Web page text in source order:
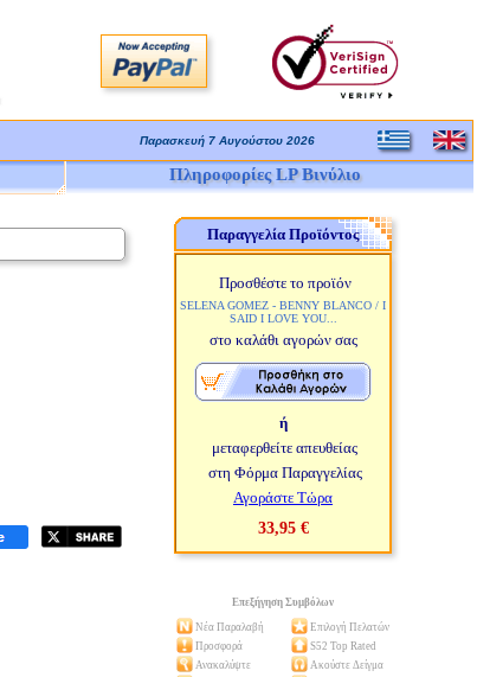
Παρασκευή 7 Αυγούστου 2026
Πληροφορίες LP Βινύλιο
Παραγγελία Προϊόντος
Προσθέστε το προϊόν
SELENA GOMEZ - BENNY BLANCO / I
SAID I LOVE YOU...
στο καλάθι αγορών σας
ή
μεταφερθείτε απευθείας
στη Φόρμα Παραγγελίας
Αγοράστε Τώρα
33,95 €
Επεξήγηση Συμβόλων
Νέα Παραλαβή
Επιλογή Πελατών
Προσφορά
S52 Top Rated
Ανακαλύψτε
Ακούστε Δείγμα